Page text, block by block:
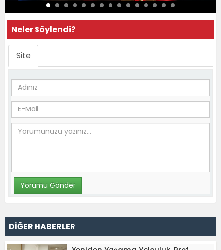
Neler Söylendi?
Site
DİĞER HABERLER